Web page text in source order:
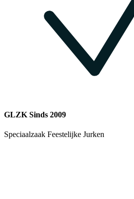
GLZK Sinds 2009
Speciaalzaak Feestelijke Jurken